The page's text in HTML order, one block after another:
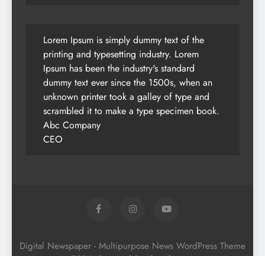
Lorem Ipsum is simply dummy text of the
printing and typesetting industry. Lorem
Ipsum has been the industry's standard
dummy text ever since the 1500s, when an
unknown printer took a galley of type and
scrambled it to make a type specimen book.
Abc Company
CEO
Digital Newspaper - Multipurpose News WordPress Theme